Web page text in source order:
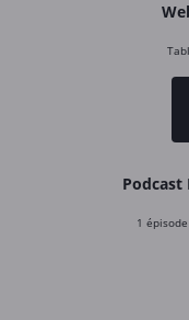
Podcast
1